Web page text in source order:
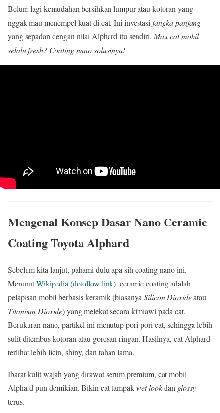
Belum lagi kemudahan bersihkan lumpur atau kotoran yang
nggak mau menempel kuat di cat. Ini investasi jangka panjang
yang sepadan dengan nilai Alphard itu sendiri. Mau cat mobil
selalu fresh? Coating nano solusinya!
Mengenal Konsep Dasar Nano Ceramic
Coating Toyota Alphard
Sebelum kita lanjut, pahami dulu apa sih coating nano ini.
MenurutWikipedia (dofollow link), ceramic coating adalah
pelapisan mobil berbasis keramik (biasanya Silicon Dioxideatau
Titanium Dioxide) yang melekat secara kimiawi pada cat.
Berukuran nano, partikel ini menutup pori-pori cat, sehingga lebih
sulit ditembus kotoran atau goresan ringan. Hasilnya, cat Alphard
terlihat lebih licin, shiny, dan tahan lama.
Ibarat kulit wajah yang dirawat serum premium, cat mobil
Alphard pun demikian. Bikin cat tampakwet lookdan glossy
terus.